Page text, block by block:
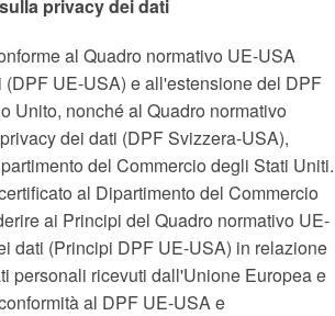
privacy dei dati
al Quadro normativo UE-USA
UE-USA) e all'estensione del DPF
Unito, nonché al Quadro normativo
dei dati (DPF Svizzera-USA),
del Commercio degli Stati Uniti.
al Dipartimento del Commercio
ai Principi del Quadro normativo UE-
dati (Principi DPF UE-USA) in relazione
personali ricevuti dall'Unione Europea e
al DPF UE-USA e